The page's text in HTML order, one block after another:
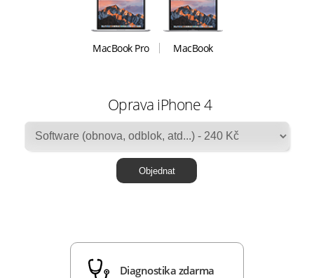
MacBook Pro MacBook
Oprava iPhone 4
Diagnostika zdarma